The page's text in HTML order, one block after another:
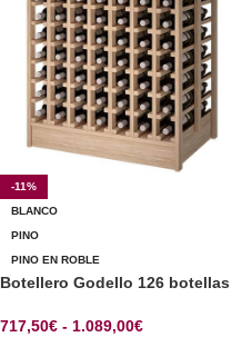
-11%
BLANCO
PINO
PINO EN ROBLE
Botellero Godello 126 botellas
717,50€ - 1.089,00€